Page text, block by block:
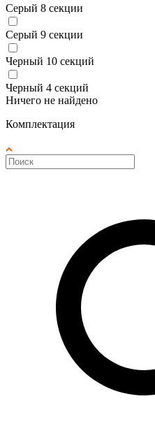
Серый 8 секции
Серый 9 секции
Черный 10 секций
Черный 4 секций
Ничего не найдено
Комплектация